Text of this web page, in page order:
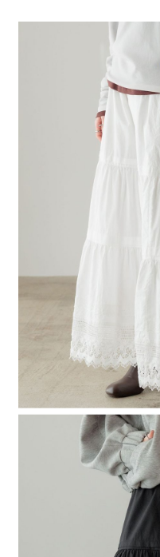
1.分期款項不併入電信帳單，「
2.透過簡訊連結打開帳單後，可
帳／街口支付／iPASS MONEY
1.本服務係由「台灣大哥大股份
用戶於交易時，得透過本服務購
買賣價金債權讓與本公司後，依
2.基於同意付款使用「大哥付你
資料（包含姓名、電話或地址）
由本公司與您本人進行分期帳單
３．安心：先確認商品／服務後
１．於結帳方式選擇「AFTEE先
結帳頁面，進行簡訊認證並確認
２．訂單成立數日內，您將收到
３．收到繳費通知簡訊後14天內
ATM／網路銀行／等多元方式進
※ 請注意：結帳手續完成當下不
購買商品的店家。未經商家同意
後付繳納相關費用。
※ 交易是否成功請以「AFTEE先
是否繳費成功／繳費後需取消欲
１．透過由恩沛科技股份有限公
易，需依本服務之必要範圍內提
權轉讓予恩沛科技股份有限公司。
２．關於個人資料處理事宜，請
３．未成年的使用者請事先徵得
「AFTEE先享後付」，若未經同
４．使用「AFTEE先享後付」時
時審查核予不同之上限額度；若
請求用戶進行身份認證。
５．嚴禁一人註冊多個帳號或使
恩沛科技股份有限公司將有權停
每筆NT$80，滿NT$1,500(含
每筆NT$80，滿NT$1,500(含
每筆NT$80，滿NT$1,500(含
每筆NT$80，滿NT$1,500(含
每筆NT$80，滿NT$1,500(含